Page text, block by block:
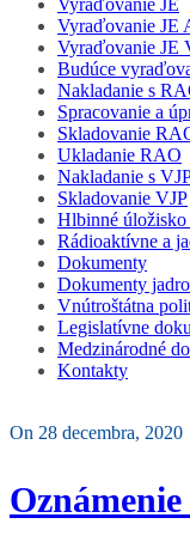
Vyraďovanie JE
Vyraďovanie JE
Vyraďovanie JE
Budúce
Nakladanie s
Spracovanie a
Skladovanie
Ukladanie RAO
Nakladanie s
Skladovanie VJP
Hlbinné
Rádioaktívne a
Dokumenty
Dokumenty
Vnútroštátna
Legislatívne
Medzinárodné
Kontakty
On 28 decembra, 2020